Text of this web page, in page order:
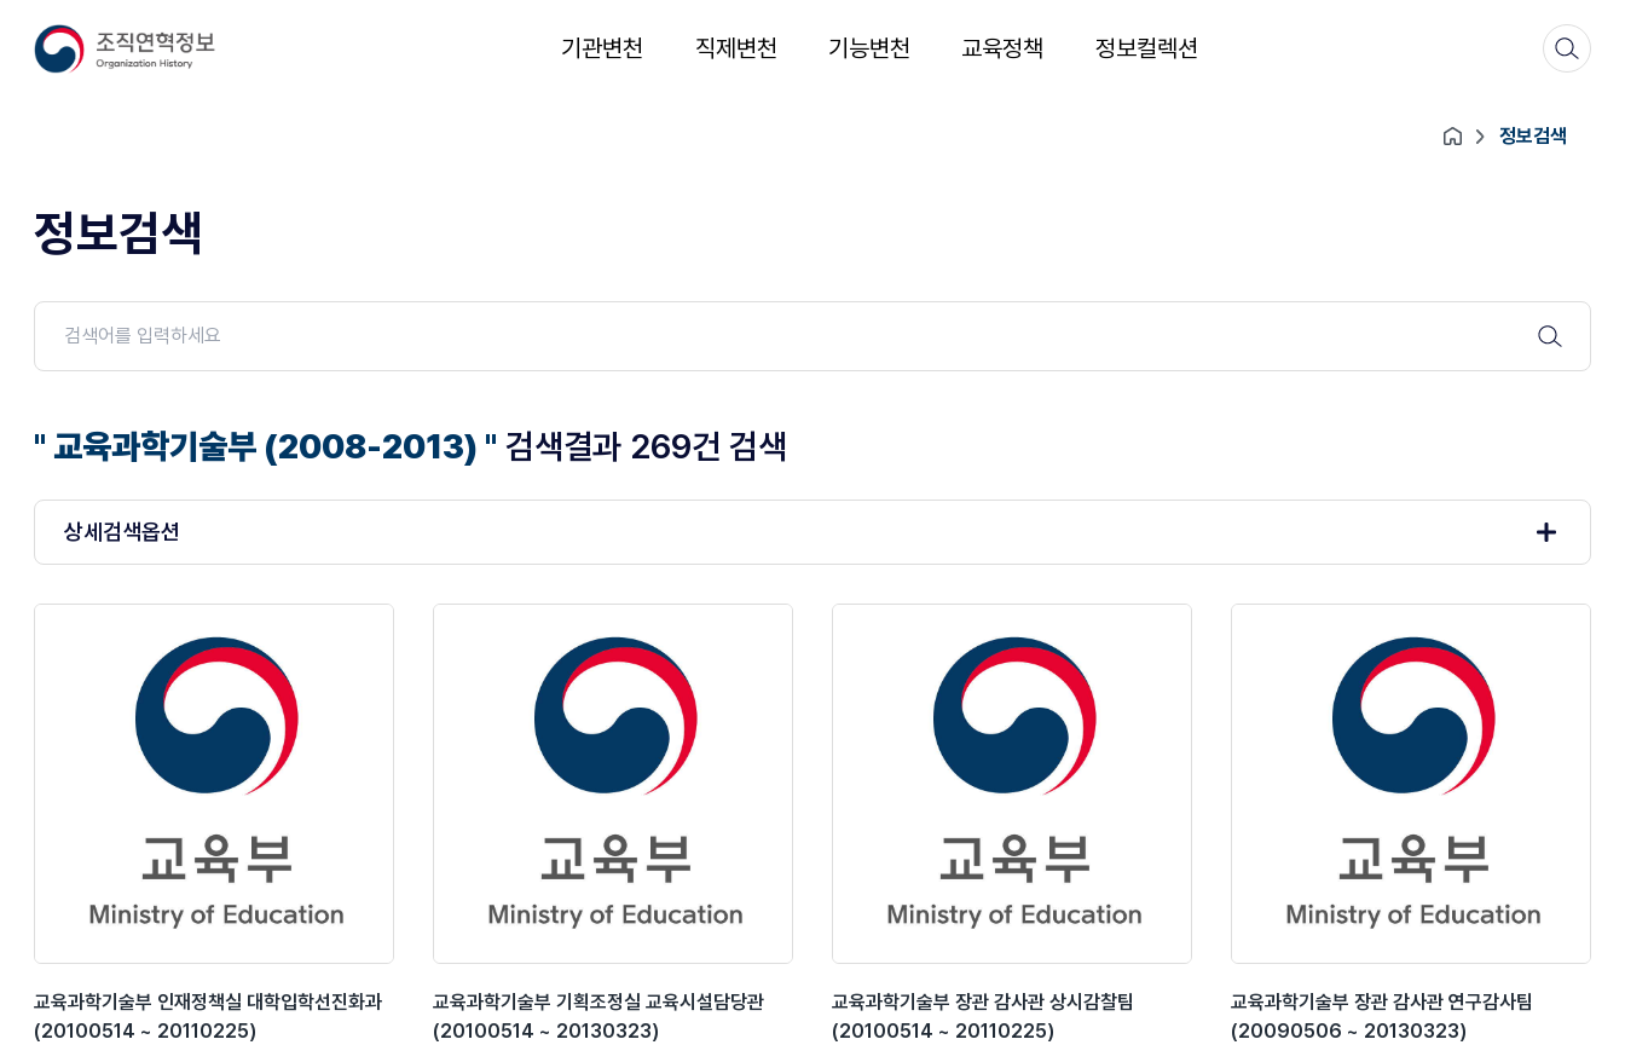
기관변천 직제변천 기능변천 교육정책 정보컬렉션
정보검색
정보검색
" 교육과학기술부 (2008-2013) " 검색결과 269건 검색
상세검색옵션
교육과학기술부 인재정책실 대학입학선진화과
(20100514 ~ 20110225)
교육과학기술부 기획조정실 교육시설담당관
(20100514 ~ 20130323)
교육과학기술부 장관 감사관 상시감찰팀
(20100514 ~ 20110225)
교육과학기술부 장관 감사관 연구감사팀
(20090506 ~ 20130323)